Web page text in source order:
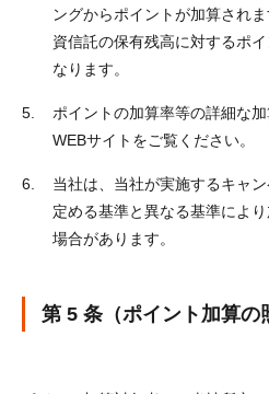
ングからポイントが加算され
資信託の保有残高に対するポ
なります。
ポイントの加算率等の詳細な
WEBサイトをご覧ください。
当社は、当社が実施するキャ
定める基準と異なる基準によ
場合があります。
第 5 条（ポイント加算の